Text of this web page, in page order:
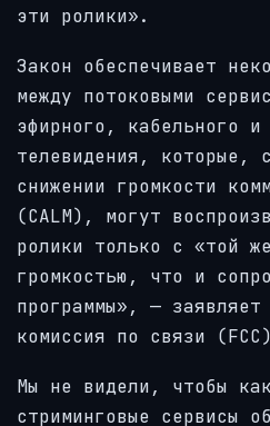
эти ролики».
Закон обеспечивает
между потоковыми
эфирного, кабельного и
телевидения, которые,
снижении громкости
(CALM), могут
ролики только с «той
громкостью, что и
программы», — заявляет
комиссия по связи
Мы не видели, чтобы
стриминговые сервисы